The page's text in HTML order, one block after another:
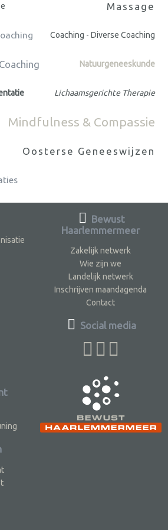
Massage
Coaching - Diverse Coaching
Natuurgeneeskunde
Lichaamsgerichte Therapie
Mindfulness & Compassie
Oosterse Geneeswijzen
Bewust
Haarlemmermeer
Zakelijk netwerk
Wie zijn we
Landelijk netwerk
Inschrijven maandagenda
Contact
Social media